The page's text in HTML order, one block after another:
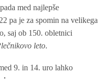
med najlepše
pa je za spomin na velikega
saj ob 150. obletnici
leto.
9. in 14. uro lahko